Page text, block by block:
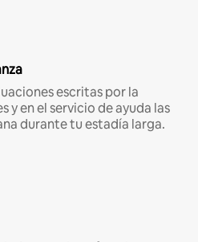
escritas por la
y en el servicio de ayuda las
durante tu estadía larga.